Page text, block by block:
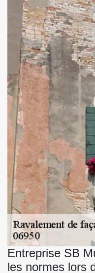
Entreprise SB
les normes lors